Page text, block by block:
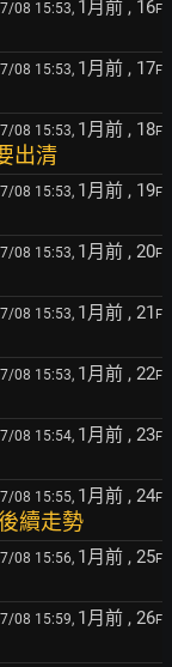
08 15:53, 1月前 , 16F
08 15:53, 1月前 , 17F
08 15:53, 1月前 , 18F
出清
08 15:53, 1月前 , 19F
08 15:53, 1月前 , 20F
08 15:53, 1月前 , 21 F
08 15:53, 1月前 , 22F
08 15:54, 1月前 , 23F
08 15:55, 1月前 , 24F
續走勢
08 15:56, 1月前 , 25F
08 15:59, 1月前 , 26F